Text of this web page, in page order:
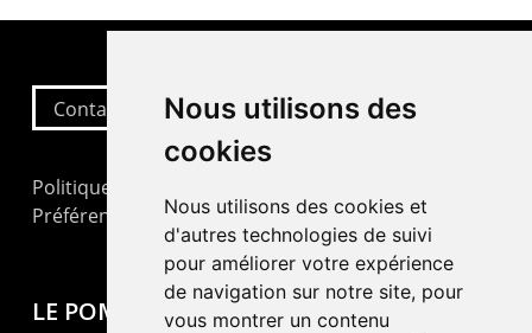
Nous utilisons des
cookies
Nous utilisons des cookies et
d'autres technologies de suivi
pour améliorer votre expérience
de navigation sur notre site, pour
vous montrer un contenu
Contactez-nous
Politique de confidentialité
Préférences cookies
LE POMMIER